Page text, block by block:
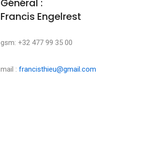
Général :
Francis Engelrest
gsm: +32 477 99 35 00
mail : francisthieu@gmail.com